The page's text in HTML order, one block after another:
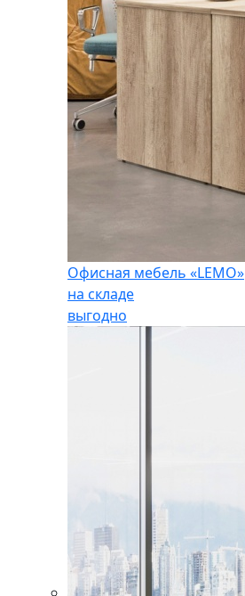
Офисная мебель «LEMO»
на складе
выгодно